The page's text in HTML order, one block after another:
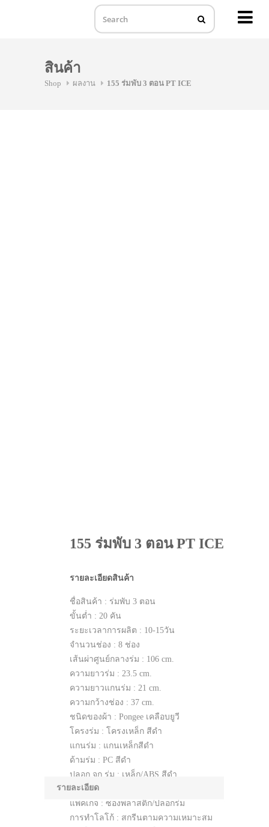
สินค้า
Shop ผลงาน 155 ร่มพับ 3 ตอน PT ICE
155 ร่มพับ 3 ตอน PT ICE
รายละเอียดสินค้า
ชื่อสินค้า : ร่มพับ 3 ตอน
ขั้นต่ำ : 20 คัน
ระยะเวลาการผลิต : 10-15​วัน​
จำนวนช่อง : 8 ช่อง
เส้นผ่าศูนย์กลางร่ม : 106 cm.
ความยาวร่ม : 23.5 cm.
ความยาวแกนร่ม : 21 cm.
ความกว้างช่อง : 37 cm.
ชนิดของผ้า : Pongee เคลือบยูวี
โครงร่ม : โครงเหล็ก สีดำ
แกนร่ม : แกนเหล็กสีดำ
ด้ามร่ม : PC สีดำ
ปลอก จุก ร่ม : เหล็ก/ABS สีดำ
ระบบ เปิด-ปิด : Manual
แพคเกจ : ซองพลาสติก/ปลอกร่ม
การทำโลโก้ : สกรีนตามความเหมาะสม
รายละเอียด